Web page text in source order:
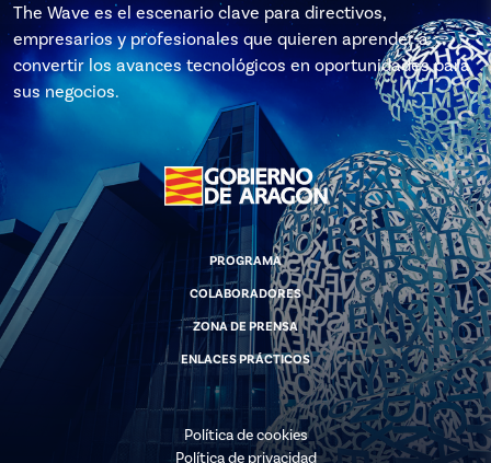
The Wave es el escenario clave para directivos,
empresarios y profesionales que quieren aprender a
convertir los avances tecnológicos en oportunidades para
sus negocios.
PROGRAMA
COLABORADORES
ZONA DE PRENSA
ENLACES PRÁCTICOS
Política de cookies
Política de privacidad